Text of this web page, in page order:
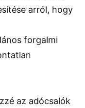
arról, hogy
forgalmi
az adócsalók